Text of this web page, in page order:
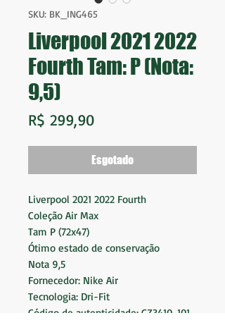
SKU: BK_ING465
Liverpool 2021 2022
Fourth Tam: P (Nota:
9,5)
R$ 299,90Preço
Esgotado
Liverpool 2021 2022 Fourth
Coleção Air Max
Tam P (72x47)
Ótimo estado de conservação
Nota 9,5
Fornecedor: Nike Air
Tecnologia: Dri-Fit
Código de autenticidade: CZ3410-101